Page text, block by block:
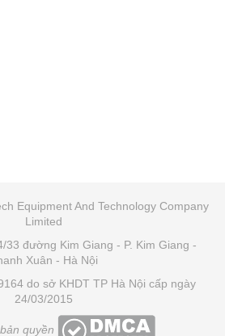
Equipment And Technology Company
Limited
33 đường Kim Giang - P. Kim Giang -
Xuân - Hà Nội
do sở KHDT TP Hà Nội cấp ngày
24/03/2015
quyền